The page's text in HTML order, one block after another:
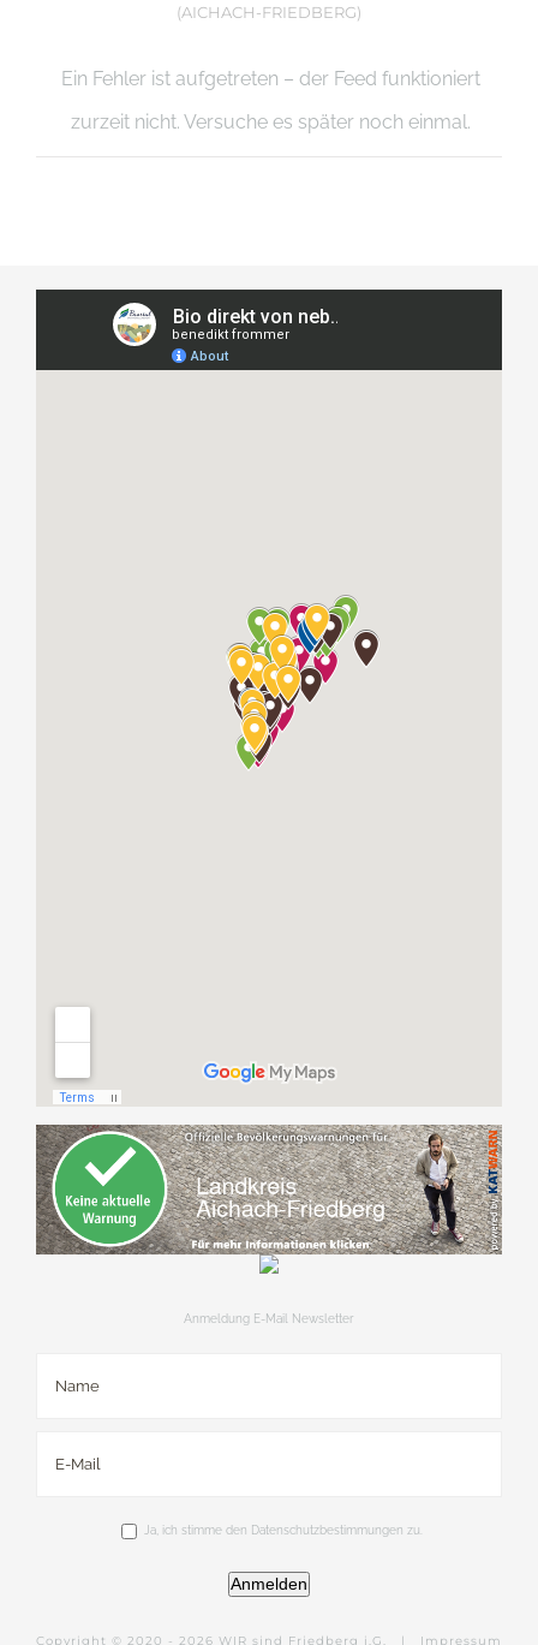
(AICHACH-FRIEDBERG)
Ein Fehler ist aufgetreten – der Feed funktioniert
zurzeit nicht. Versuche es später noch einmal.
Anmeldung E-Mail Newsletter
Ja, ich stimme den Datenschutzbestimmungen zu.
Anmelden
Copyright © 2020 - 2026 WIR sind Friedberg i.G. | Impressum